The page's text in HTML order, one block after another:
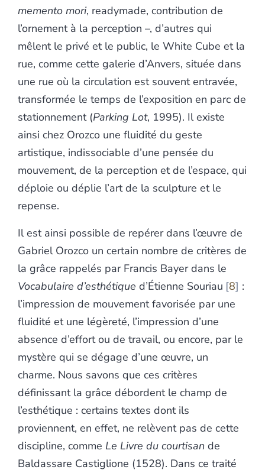
memento mori, readymade, contribution de
l’ornement à la perception –, d’autres qui
mêlent le privé et le public, le White Cube et la
rue, comme cette galerie d’Anvers, située dans
une rue où la circulation est souvent entravée,
transformée le temps de l’exposition en parc de
stationnement (Parking Lot, 1995). Il existe
ainsi chez Orozco une fluidité du geste
artistique, indissociable d’une pensée du
mouvement, de la perception et de l’espace, qui
déploie ou déplie l’art de la sculpture et le
repense.
Il est ainsi possible de repérer dans l’œuvre de
Gabriel Orozco un certain nombre de critères de
la grâce rappelés par Francis Bayer dans le
Vocabulaire d’esthétique d’Étienne Souriau 8 :
l’impression de mouvement favorisée par une
fluidité et une légèreté, l’impression d’une
absence d’effort ou de travail, ou encore, par le
mystère qui se dégage d’une œuvre, un
charme. Nous savons que ces critères
définissant la grâce débordent le champ de
l’esthétique : certains textes dont ils
proviennent, en effet, ne relèvent pas de cette
discipline, comme Le Livre du courtisan de
Baldassare Castiglione (1528). Dans ce traité